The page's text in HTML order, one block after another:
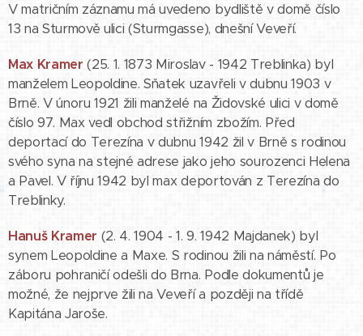
V matričním záznamu má uvedeno bydliště v domě číslo
13 na Sturmově ulici (Sturmgasse), dnešní Veveří.
Max Kramer (25. 1. 1873 Miroslav - 1942 Treblinka) byl
manželem Leopoldine. Sňatek uzavřeli v dubnu 1903 v
Brně. V únoru 1921 žili manželé na Židovské ulici v domě
číslo 97. Max vedl obchod střižním zbožím. Před
deportací do Terezína v dubnu 1942 žil v Brně s rodinou
svého syna na stejné adrese jako jeho sourozenci Helena
a Pavel. V říjnu 1942 byl max deportován z Terezína do
Treblinky.
Hanuš Kramer (2. 4. 1904 - 1. 9. 1942 Majdanek) byl
synem Leopoldine a Maxe. S rodinou žili na náměstí. Po
záboru pohraničí odešli do Brna. Podle dokumentů je
možné, že nejprve žili na Veveří a později na třídě
Kapitána Jaroše.